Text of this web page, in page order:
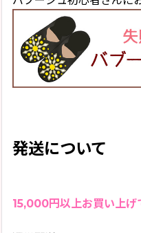
発送について
15,000円以上お買い上げ